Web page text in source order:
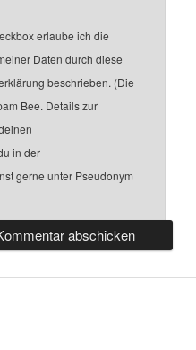
erlaube ich die
Daten durch diese
beschrieben. (Die
Bee. Details zur
in der
gerne unter Pseudonym